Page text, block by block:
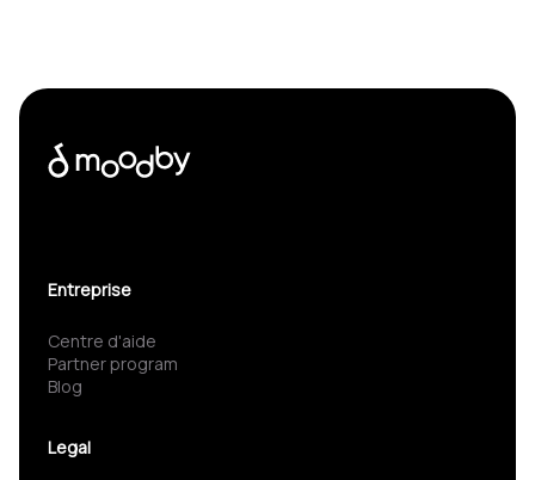
Entreprise
Centre d'aide
Partner program
Blog
Legal